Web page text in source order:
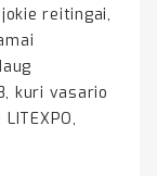
reitingai,
kuri vasario